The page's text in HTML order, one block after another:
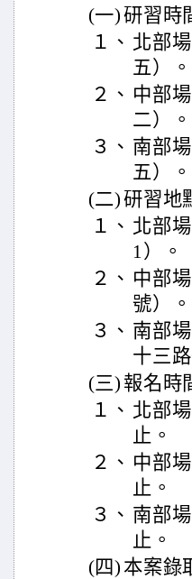
(一)研習時
１、 北部
五）。
２、 中部
二）。
３、 南部
五）。
(二)研習地
１、 北部
1）。
２、 中部
號）。
３、 南部
十三
(三) 報名時
１、 北部
止。
２、 中部
止。
３、 南部
止。
(四) 本案錄